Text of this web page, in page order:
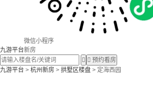
微信小程序
九游平台新房
  预约看房
九游平台 > 杭州新房 > 拱墅区楼盘 > 定海西园